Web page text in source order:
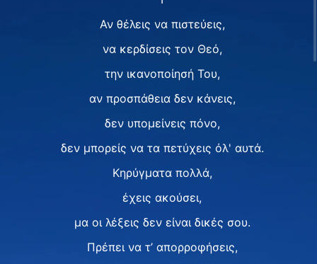
Αν θέλεις να πιστεύεις,
να κερδίσεις τον Θεό,
την ικανοποίησή Του,
αν προσπάθεια δεν κάνεις,
δεν υπομείνεις πόνο,
δεν μπορείς να τα πετύχεις όλ' αυτά.
Κηρύγματα πολλά,
έχεις ακούσει,
μα οι λέξεις δεν είναι δικές σου.
Πρέπει να τ’ απορροφήσεις,